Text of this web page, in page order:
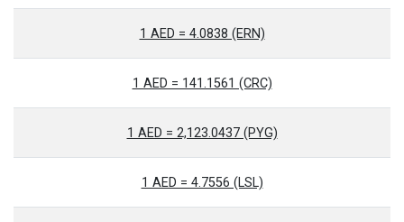
1 AED = 4.0838 (ERN)
1 AED = 141.1561 (CRC)
1 AED = 2,123.0437 (PYG)
1 AED = 4.7556 (LSL)